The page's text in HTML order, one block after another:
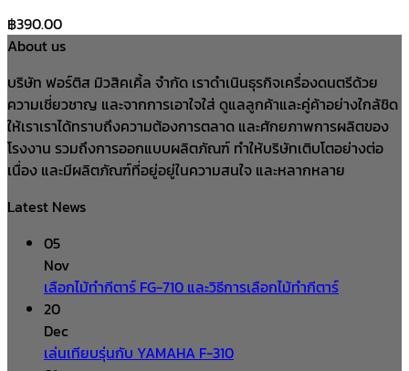
฿390.00
About us
บริษัท ฟอร์ติส มิวสิคเคิ้ล จำกัด เราดำเนินธุรกิจเครื่องดนตรีด้วย
ความเชี่ยวชาญ และจากการเอาใจใส่ ดูแลลูกค้าและคู่ค้าอย่างใกล้ชิด
ให้เราเราได้ทราบถึงความต้องการตลาด และศักยภาพการผลิตของ
โรงงาน รวมถึงการออกแบบผลิตภัณฑ์ ทำให้บริษัทเติบโตอย่างต่อ
เนื่อง และมีผลิตภัณฑ์ที่อยู่อยู่ในความสนใจ และหลากหลาย
Latest News
05
Nov
เลือกไม้ทำกีตาร์ FG-710 และวิธีการเลือกไม้ทำกีตาร์
20
Dec
เล่นเทียบรุ่นกับ YAMAHA F-310